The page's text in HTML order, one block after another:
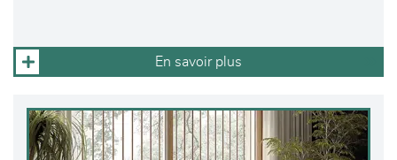
En savoir plus